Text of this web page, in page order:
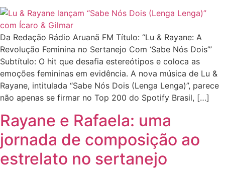
Da Redação Rádio Aruanã FM Título: “Lu & Rayane: A
Revolução Feminina no Sertanejo Com ‘Sabe Nós Dois’”
Subtítulo: O hit que desafia estereótipos e coloca as
emoções femininas em evidência. A nova música de Lu &
Rayane, intitulada “Sabe Nós Dois (Lenga Lenga)”, parece
não apenas se firmar no Top 200 do Spotify Brasil, […]
Rayane e Rafaela: uma
jornada de composição ao
estrelato no sertanejo